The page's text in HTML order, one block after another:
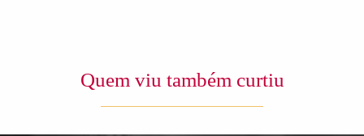
Quem viu também curtiu